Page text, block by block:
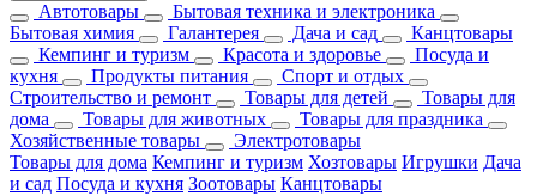
Автотовары
Бытовая техника и электроника
Бытовая химия
Галантерея Дача и сад
Канцтовары
Кемпинг и туризм
Красота и здоровье
Посуда и
кухня
Продукты питания
Спорт и отдых
Строительство и ремонт
Товары для детей
Товары для
дома
Товары для животных
Товары для праздника
Хозяйственные товары
Электротовары
Товары для дома Кемпинг и туризм Хозтовары Игрушки Дача
и сад Посуда и кухня Зоотовары Канцтовары